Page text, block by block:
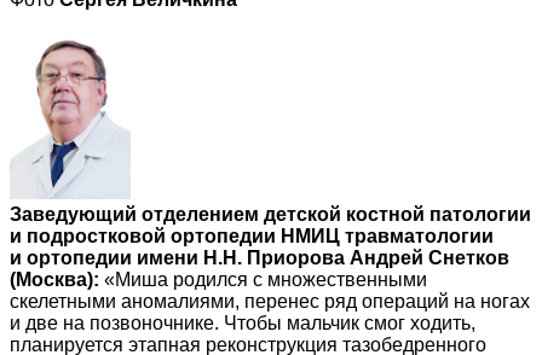
Заведующий отделением детской костной патологии
и подростковой ортопедии НМИЦ травматологии
и ортопедии имени Н.Н. Приорова Андрей Снетков
(Москва): «Миша родился с множественными
скелетными аномалиями, перенес ряд операций на ногах
и две на позвоночнике. Чтобы мальчик смог ходить,
планируется этапная реконструкция тазобедренного